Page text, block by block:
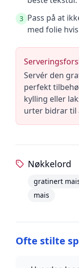
3 Pass på at
med folie
Servér den
perfekt
kylling eller
urter bidrar til
Nøkkelord
gratinert
mais
Ofte stilte